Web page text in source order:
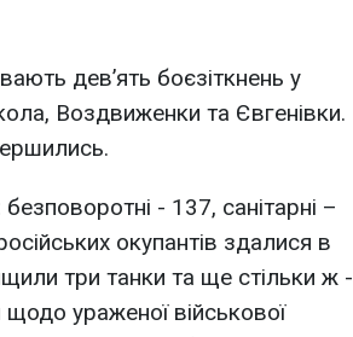
дев’ять боєзіткнень у
Воздвиженки та Євгенівки.
- 137, санітарні –
окупантів здалися в
три танки та ще стільки ж -
ураженої військової